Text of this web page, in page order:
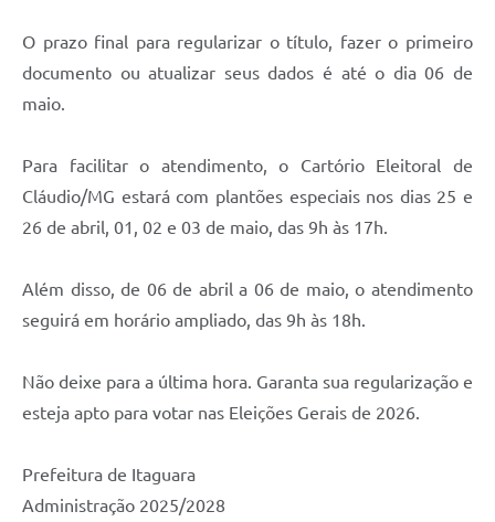
O prazo final para regularizar o título, fazer o primeiro
documento ou atualizar seus dados é até o dia 06 de
maio.
Para facilitar o atendimento, o Cartório Eleitoral de
Cláudio/MG estará com plantões especiais nos dias 25 e
26 de abril, 01, 02 e 03 de maio, das 9h às 17h.
Além disso, de 06 de abril a 06 de maio, o atendimento
seguirá em horário ampliado, das 9h às 18h.
Não deixe para a última hora. Garanta sua regularização e
esteja apto para votar nas Eleições Gerais de 2026.
Prefeitura de Itaguara
Administração 2025/2028